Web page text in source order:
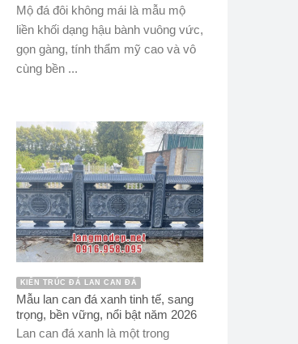
Mộ đá đôi không mái là mẫu mộ
liền khối dạng hậu bành vuông vức,
gọn gàng, tính thẩm mỹ cao và vô
cùng bền ...
KIẾN TRÚC ĐÁ LAN CAN ĐÁ
Mẫu lan can đá xanh tinh tế, sang
trọng, bền vững, nổi bật năm 2026
Lan can đá xanh là một trong